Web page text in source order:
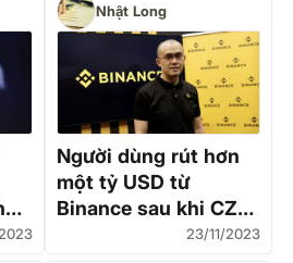
Nhật Long
Người dùng rút hơn
một tỷ USD từ
Binance sau khi CZ
23/11/2023